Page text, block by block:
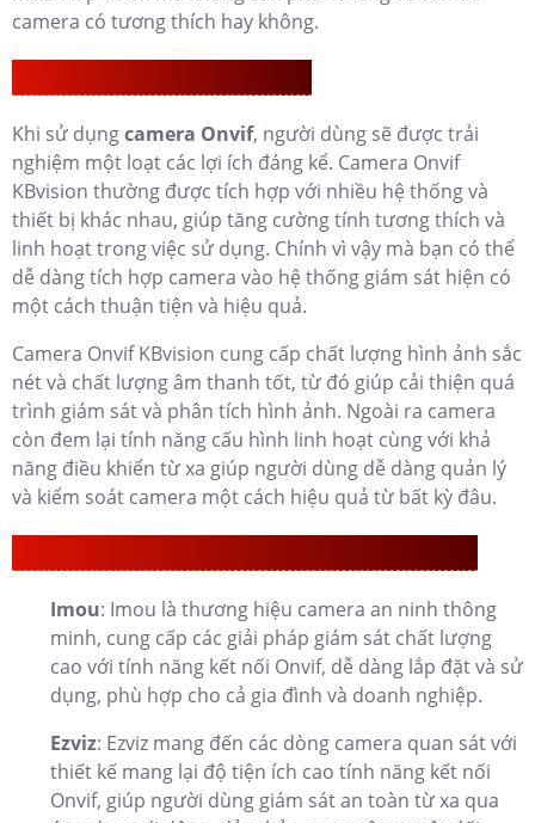
camera có tương thích hay không.
Khi sử dụngcamera Onvif, người dùng sẽ được trải
nghiệm một loạt các lợi ích đáng kể. Camera Onvif
KBvision thường được tích hợp với nhiều hệ thống và
thiết bị khác nhau, giúp tăng cường tính tương thích và
linh hoạt trong việc sử dụng. Chính vì vậy mà bạn có thể
dễ dàng tích hợp camera vào hệ thống giám sát hiện có
một cách thuận tiện và hiệu quả.
Camera Onvif KBvision cung cấp chất lượng hình ảnh sắc
nét và chất lượng âm thanh tốt, từ đó giúp cải thiện quá
trình giám sát và phân tích hình ảnh. Ngoài ra camera
còn đem lại tính năng cấu hình linh hoạt cùng với khả
năng điều khiển từ xa giúp người dùng dễ dàng quản lý
và kiểm soát camera một cách hiệu quả từ bất kỳ đâu.
Imou: Imou là thương hiệu camera an ninh thông
minh, cung cấp các giải pháp giám sát chất lượng
cao với tính năng kết nối Onvif, dễ dàng lắp đặt và sử
dụng, phù hợp cho cả gia đình và doanh nghiệp.
Ezviz: Ezviz mang đến các dòng camera quan sát với
thiết kế mang lại độ tiện ích cao tính năng kết nối
Onvif, giúp người dùng giám sát an toàn từ xa qua